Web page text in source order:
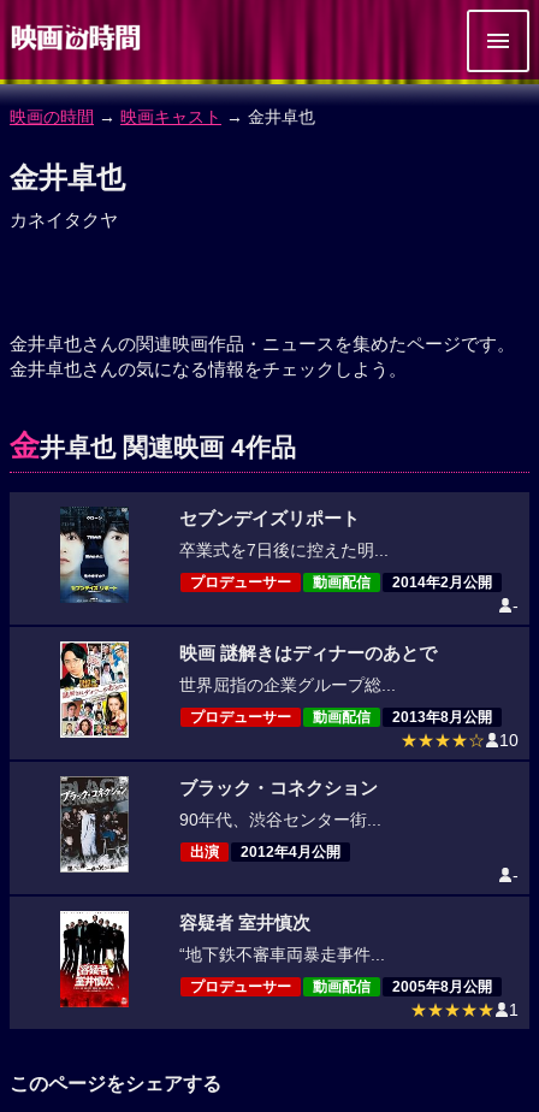
映画の時間 → 映画キャスト → 金井卓也
金井卓也
カネイタクヤ
金井卓也さんの関連映画作品・ニュースを集めたページです。
金井卓也さんの気になる情報をチェックしよう。
金井卓也 関連映画 4作品
セブンデイズリポート
卒業式を7日後に控えた明...
プロデューサー 動画配信 2014年2月公開
-
映画 謎解きはディナーのあとで
世界屈指の企業グループ総...
プロデューサー 動画配信 2013年8月公開
★★★★☆ 10
ブラック・コネクション
90年代、渋谷センター街...
出演 2012年4月公開
-
容疑者 室井慎次
“地下鉄不審車両暴走事件...
プロデューサー 動画配信 2005年8月公開
★★★★★ 1
このページをシェアする